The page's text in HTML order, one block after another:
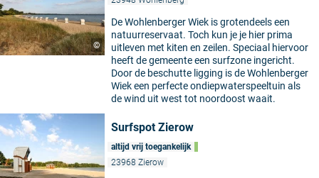
©
De Wohlenberger Wiek is grotendeels een
natuurreservaat. Toch kun je je hier prima
uitleven met kiten en zeilen. Speciaal hiervoor
heeft de gemeente een surfzone ingericht.
Door de beschutte ligging is de Wohlenberger
Wiek een perfecte ondiepwaterspeeltuin als
de wind uit west tot noordoost waait.
Surfspot Zierow
altijd vrij toegankelijk
23968 Zierow